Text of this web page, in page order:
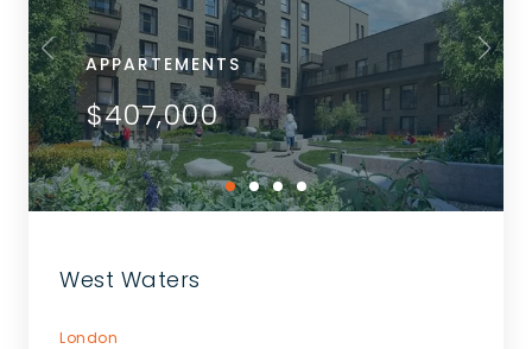
APPARTEMENTS
$407,000
West Waters
London